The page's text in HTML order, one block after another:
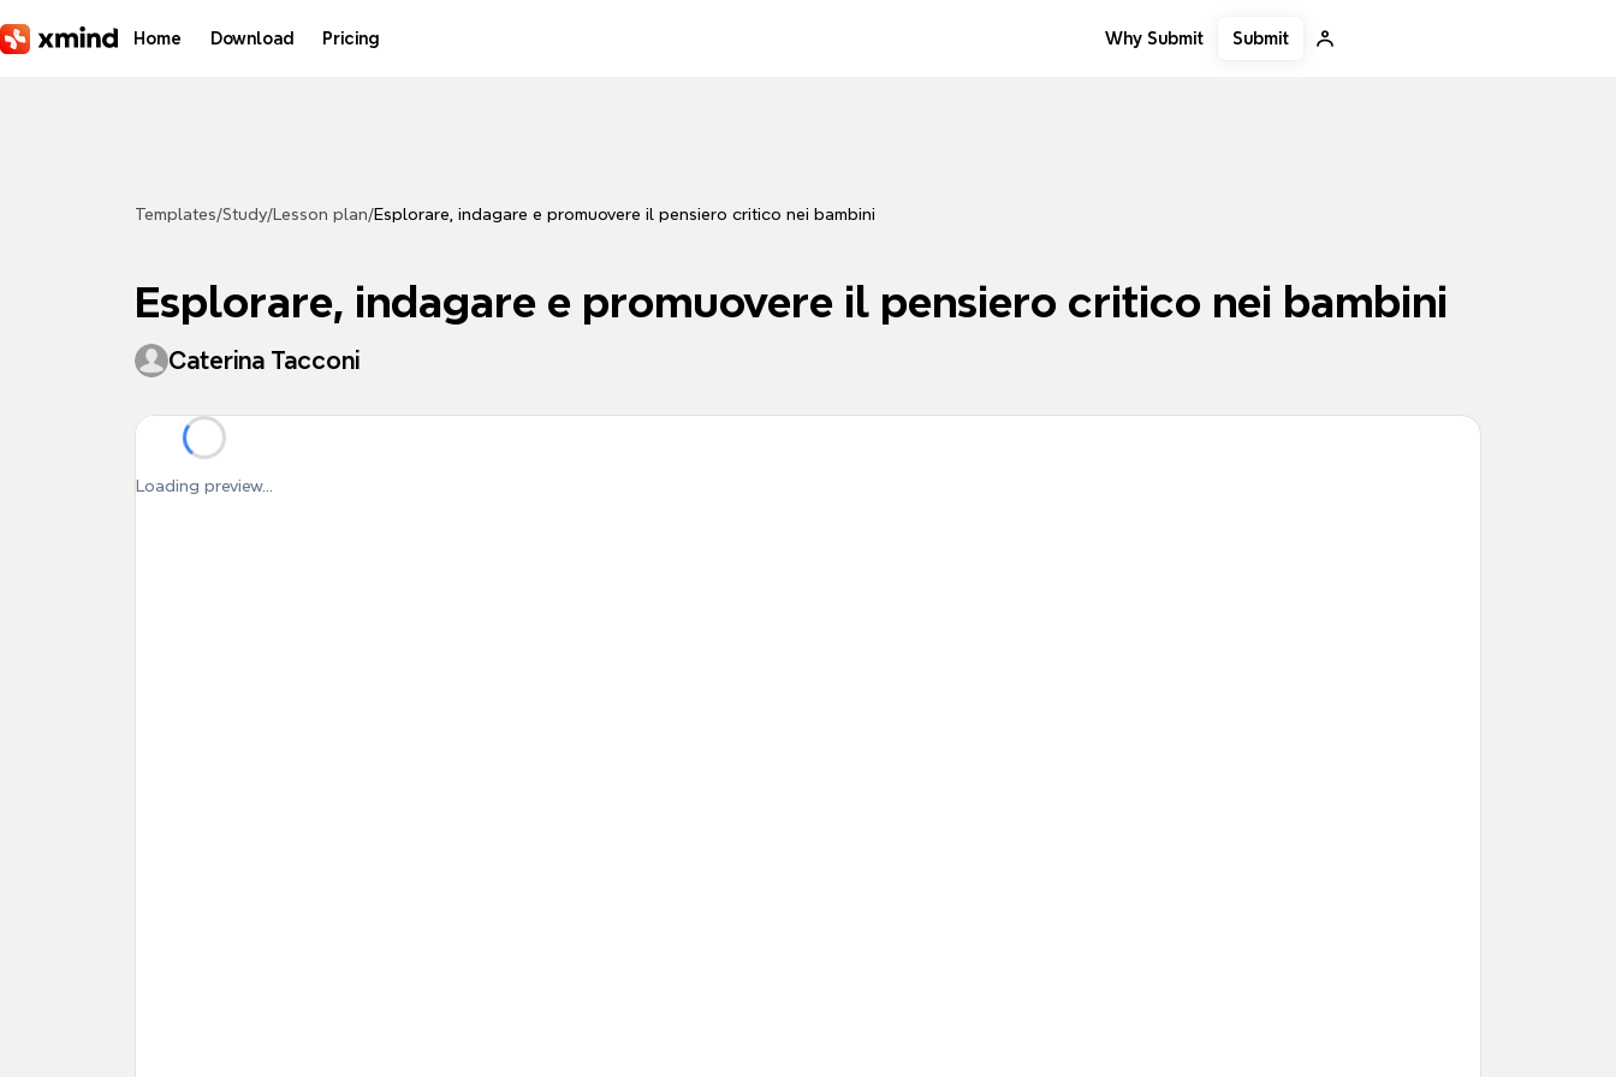
Home Download Pricing Why Submit Submit
Templates/Study/ Lesson plan/Esplorare, indagare e promuovere il pensiero critico nei bambini
Esplorare, indagare e promuovere il pensiero critico nei bambini
Caterina Tacconi
Loading preview...